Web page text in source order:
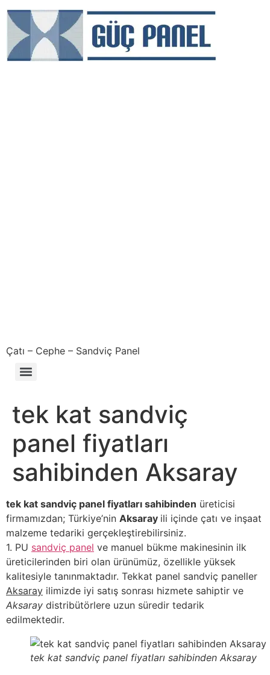
Çatı – Cephe – Sandviç Panel
tek kat sandviç
panel fiyatları
sahibinden Aksaray
tek kat sandviç panel fiyatları sahibinden üreticisi
firmamızdan; Türkiye’nin Aksaray ili içinde çatı ve inşaat
malzeme tedariki gerçekleştirebilirsiniz.
1. PU sandviç panel ve manuel bükme makinesinin ilk
üreticilerinden biri olan ürünümüz, özellikle yüksek
kalitesiyle tanınmaktadır. Tekkat panel sandviç paneller
Aksaray ilimizde iyi satış sonrası hizmete sahiptir ve
Aksaray distribütörlere uzun süredir tedarik
edilmektedir.
tek kat sandviç panel fiyatları sahibinden Aksaray